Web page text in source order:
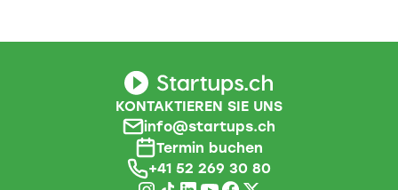
KONTAKTIEREN SIE UNS
info@startups.ch
Termin buchen
+41 52 269 30 80